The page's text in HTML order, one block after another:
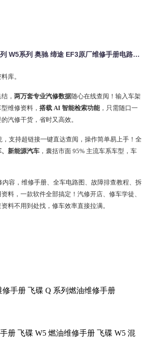
2026年飞碟系列Q系列 W5系列 奥驰 缔途 EF3原厂维修手册电路图资料、维修资料、汽修资料库、正时资料、螺丝扭力、拆装步骤、故障码、针脚定义、保险盒图解、发动机大修资料、变速箱维修资料、底盘维修图纸、车身线路图、传感器线路图、数据流资料、线束走向图、继电器位置图、空调维修图纸、车身控制模块资料、发动机正时图解、大修装配数据、通病故障案例、新能源高压电路图、混动维修资料、悬挂维修资料、制动系统
库。
， 两万套专业汽修数据随心在线查阅！输入车架
维修资料， 搭载 AI 智能检索功能 ，只需随口一
汽修干货，省时又高效。
，支持超链接一键直达查阅，操作简单易上手！全
新能源汽车 ，囊括市面 95% 主流车系车型，车
内容，维修手册、全车电路图、故障排查教程、拆
料，一款软件全部搞定！汽修开店、修车学徒、
料不用到处找，修车效率直接拉满。
手册 飞碟 Q 系列燃油维修手册
册 飞碟 W5 燃油维修手册 飞碟 W5 混